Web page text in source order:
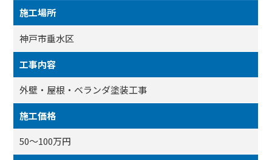
施工場所
神戸市垂水区
工事内容
外壁・屋根・ベランダ塗装工事
施工価格
50～100万円